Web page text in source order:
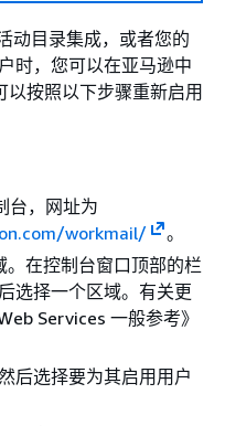
动目录集成，或者您的
时，您可以在亚马逊中
按照以下步骤重新启用
台，网址为
workmail/
。
。在控制台窗口顶部的栏
选择一个区域。有关更
Services 一般参考》
后选择要为其启用用户